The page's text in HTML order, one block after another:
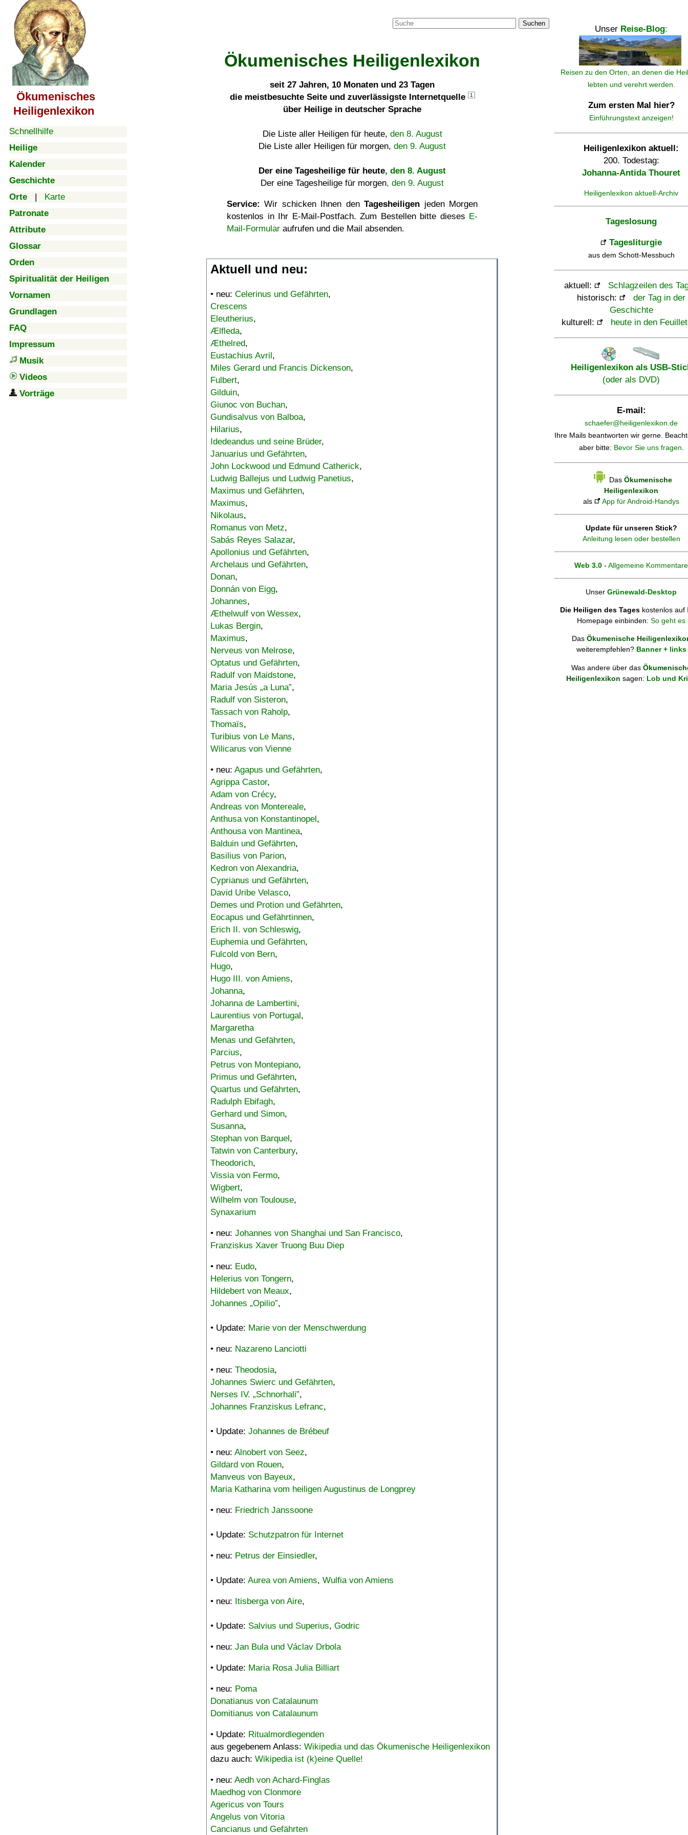
Ökumenisches
Heiligenlexikon
Schnellhilfe
Heilige
Kalender
Geschichte
Orte | Karte
Patronate
Attribute
Glossar
Orden
Spiritualität der Heiligen
Vornamen
Grundlagen
FAQ
Impressum
Musik
Videos
Vorträge
Suchen
Ökumenisches Heiligenlexikon
seit 27 Jahren, 10 Monaten und 23 Tagen
die meistbesuchte Seite und zuverlässigste Internetquelle
1
über Heilige in deutscher Sprache
Die Liste aller Heiligen für heute, den 8. August
Die Liste aller Heiligen für morgen, den 9. August
Der eine Tagesheilige für heute, den 8. August
Der eine Tagesheilige für morgen, den 9. August
Service: Wir schicken Ihnen denTagesheiligen jeden Morgen
kostenlos in Ihr E-Mail-Postfach. Zum Bestellen bitte dieses E-
Mail-Formular aufrufen und die Mail absenden.
Aktuell und neu:
• neu: Celerinus und Gefährten,
Crescens
Eleutherius,
Ælfleda,
Æthelred,
Eustachius Avril,
Miles Gerard und Francis Dickenson,
Fulbert,
Gilduin,
Giunoc von Buchan,
Gundisalvus von Balboa,
Hilarius,
Idedeandus und seine Brüder,
Januarius und Gefährten,
John Lockwood und Edmund Catherick,
Ludwig Ballejus und Ludwig Panetius,
Maximus und Gefährten,
Maximus,
Nikolaus,
Romanus von Metz,
Sabás Reyes Salazar,
Apollonius und Gefährten,
Archelaus und Gefährten,
Donan,
Donnán von Eigg,
Johannes,
Æthelwulf von Wessex,
Lukas Bergin,
Maximus,
Nerveus von Melrose,
Optatus und Gefährten,
Radulf von Maidstone,
Maria Jesús „a Luna”,
Radulf von Sisteron,
Tassach von Raholp,
Thomaïs,
Turibius von Le Mans,
Wilicarus von Vienne
• neu: Agapus und Gefährten,
Agrippa Castor,
Adam von Crécy,
Andreas von Montereale,
Anthusa von Konstantinopel,
Anthousa von Mantinea,
Balduin und Gefährten,
Basilius von Parion,
Kedron von Alexandria,
Cyprianus und Gefährten,
David Uribe Velasco,
Demes und Protion und Gefährten,
Eocapus und Gefährtinnen,
Erich II. von Schleswig,
Euphemia und Gefährten,
Fulcold von Bern,
Hugo,
Hugo III. von Amiens,
Johanna,
Johanna de Lambertini,
Laurentius von Portugal,
Margaretha
Menas und Gefährten,
Parcius,
Petrus von Montepiano,
Primus und Gefährten,
Quartus und Gefährten,
Radulph Ebifagh,
Gerhard und Simon,
Susanna,
Stephan von Barquel,
Tatwin von Canterbury,
Theodorich,
Vissia von Fermo,
Wigbert,
Wilhelm von Toulouse,
Synaxarium
• neu: Johannes von Shanghai und San Francisco,
Franziskus Xaver Truong Buu Diep
• neu: Eudo,
Helerius von Tongern,
Hildebert von Meaux,
Johannes „Opilio”,
• Update: Marie von der Menschwerdung
• neu: Nazareno Lanciotti
• neu: Theodosia,
Johannes Swierc und Gefährten,
Nerses IV. „Schnorhali”,
Johannes Franziskus Lefranc,
• Update: Johannes de Brébeuf
• neu: Alnobert von Seez,
Gildard von Rouen,
Manveus von Bayeux,
Maria Katharina vom heiligen Augustinus de Longprey
• neu: Friedrich Janssoone
• Update: Schutzpatron für Internet
• neu: Petrus der Einsiedler,
• Update: Aurea von Amiens, Wulfia von Amiens
• neu: Itisberga von Aire,
• Update: Salvius und Superius, Godric
• neu: Jan Bula und Václav Drbola
• Update: Maria Rosa Julia Billiart
• neu: Poma
Donatianus von Catalaunum
Domitianus von Catalaunum
• Update: Ritualmordlegenden
aus gegebenem Anlass: Wikipedia und das Ökumenische Heiligenlexikon
dazu auch: Wikipedia ist (k)eine Quelle!
• neu: Aedh von Achard-Finglas
Maedhog von Clonmore
Agericus von Tours
Angelus von Vitoria
Cancianus und Gefährten
Unser Reise-Blog:
Reisen zu den Orten, an denen die
lebten und verehrt werden.
Zum ersten Mal hier?
Einführungstext anzeigen!
Heiligenlexikon aktuell:
200. Todestag:
Johanna-Antida Thouret
Heiligenlexikon aktuell-Archiv
Tageslosung
Tagesliturgie
aus dem Schott-Messbuch
aktuell:
Schlagzeilen des
historisch:
der Tag in der
Geschichte
kulturell:
heute in den
Heiligenlexikon als USB-
(oder als DVD)
E-mail:
schaefer@heiligenlexikon.de
Ihre Mails beantworten wir gerne.
aber bitte: Bevor Sie uns fragen.
Das Ökumenische
Heiligenlexikon
als
App für Android-Handys
Update für unseren Stick?
Anleitung lesen oder bestellen
Web 3.0 - Allgemeine Kommentare
Unser Grünewald-Desktop
Die Heiligen des Tages kostenlos auf
Homepage einbinden: So geht es
Das Ökumenische
weiterempfehlen? Banner + links
Was andere über das
Heiligenlexikon sagen: Lob und